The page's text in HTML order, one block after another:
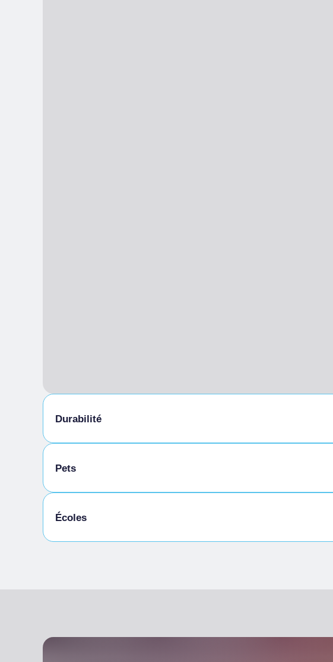
Durabilité
Local à vélos
Pets
Animaux autorisés dans la chambre
Écoles